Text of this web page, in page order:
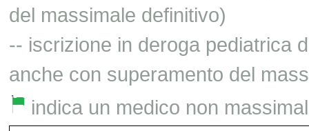
del massimale definitivo)
-- iscrizione in deroga pediatrica
anche con superamento del
indica un medico non